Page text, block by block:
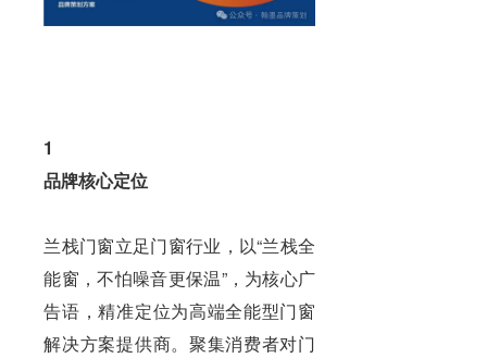
1
品牌核心定位
兰栈门窗立足门窗行业，以“兰栈全
能窗，不怕噪音更保温”，为核心广
告语，精准定位为高端全能型门窗
解决方案提供商。聚集消费者对门